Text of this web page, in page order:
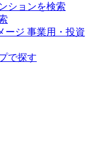
ションを検索
事業用・投資
で探す